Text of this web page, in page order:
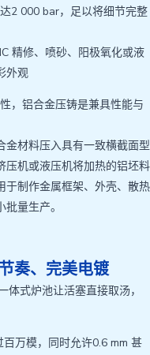
2 000 bar，足以将细节完整
精修、喷砂、阳极氧化或液
外观
，铝合金压铸是兼具性能与
金材料压入具有一致横截面型
压机或液压机将加热的铝坯料
于制作金属框架、外壳、散热
量生产。
奏、完美电镀
式炉池让活塞直接取汤，
万模，同时允许0.6 mm 甚